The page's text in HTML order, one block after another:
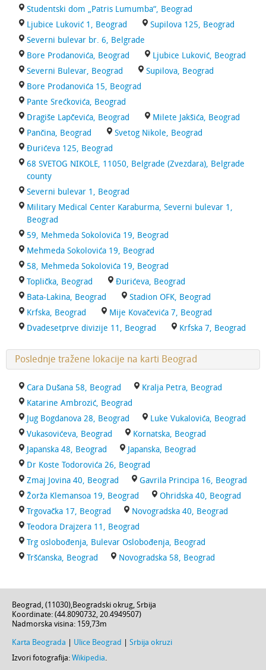
Studentski dom „Patris Lumumba“, Beograd
Ljubice Luković 1, Beograd
Supilova 125, Beograd
Severni bulevar br. 6, Belgrade
Bore Prodanovića, Beograd
Ljubice Luković, Beograd
Severni Bulevar, Beograd
Supilova, Beograd
Bore Prodanovića 15, Beograd
Pante Srećkovića, Beograd
Dragiše Lapčevića, Beograd
Milete Jakšića, Beograd
Pančina, Beograd
Svetog Nikole, Beograd
Đurićeva 125, Beograd
68 SVETOG NIKOLE, 11050, Belgrade (Zvezdara), Belgrade
county
Severni bulevar 1, Beograd
Military Medical Center Karaburma, Severni bulevar 1,
Beograd
59, Mehmeda Sokolovića 19, Beograd
Mehmeda Sokolovića 19, Beograd
58, Mehmeda Sokolovića 19, Beograd
Toplička, Beograd
Đurićeva, Beograd
Bata-Lakina, Beograd
Stadion OFK, Beograd
Krfska, Beograd
Mije Kovačevića 7, Beograd
Dvadesetprve divizije 11, Beograd
Krfska 7, Beograd
Poslednje tražene lokacije na karti Beograd
Cara Dušana 58, Beograd
Kralja Petra, Beograd
Katarine Ambrozić, Beograd
Jug Bogdanova 28, Beograd
Luke Vukalovića, Beograd
Vukasovićeva, Beograd
Kornatska, Beograd
Japanska 48, Beograd
Japanska, Beograd
Dr Koste Todorovića 26, Beograd
Zmaj Jovina 40, Beograd
Gavrila Principa 16, Beograd
Žorža Klemansoa 19, Beograd
Ohridska 40, Beograd
Trgovačka 17, Beograd
Novogradska 40, Beograd
Teodora Drajzera 11, Beograd
Trg oslobođenja, Bulevar Oslobođenja, Beograd
Tršćanska, Beograd
Novogradska 58, Beograd
Beograd, (11030),Beogradski okrug, Srbija
Koordinate: (44.8090732, 20.4949507)
Nadmorska visina: 159,73m
Karta Beograda Ulice Beograd
Srbija okruzi
Izvori fotografija: Wikipedia.